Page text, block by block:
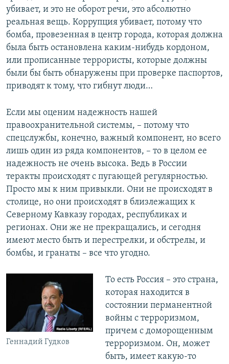
убивает, и это не оборот речи, это абсолютно
реальная вещь. Коррупция убивает, потому что
бомба, провезенная в центр города, которая должна
была быть остановлена каким-нибудь кордоном,
или прописанные террористы, которые должны
были бы быть обнаружены при проверке паспортов,
приводят к тому, что гибнут люди…
Если мы оценим надежность нашей
правоохранительной системы, – потому что
спецслужбы, конечно, важный компонент, но всего
лишь один из ряда компонентов, – то в целом ее
надежность не очень высока. Ведь в России
теракты происходят с пугающей регулярностью.
Просто мы к ним привыкли. Они не происходят в
столице, но они происходят в близлежащих к
Северному Кавказу городах, республиках и
регионах. Они же не прекращались, и сегодня
имеют место быть и перестрелки, и обстрелы, и
бомбы, и гранаты – все что угодно.
Геннадий Гудков
То есть Россия – это страна,
которая находится в
состоянии перманентной
войны с терроризмом,
причем с доморощенным
терроризмом. Он, может
быть, имеет какую-то